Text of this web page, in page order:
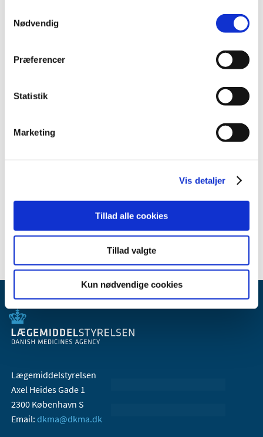
Nødvendig
Præferencer
Statistik
Marketing
Vis detaljer
Tillad alle cookies
Tillad valgte
Kun nødvendige cookies
maj (2)
februar (6)
2013 (49)
2011 (13)
2009 (14)
2005 (2)
Lægemiddelstyrelsen
Axel Heides Gade 1
2300 København S
Email: dkma@dkma.dk